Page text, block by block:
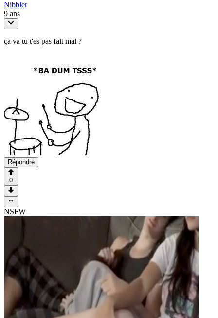
Nibbler
9 ans
ça va tu t'es pas fait mal ?
Répondre
0
NSFW